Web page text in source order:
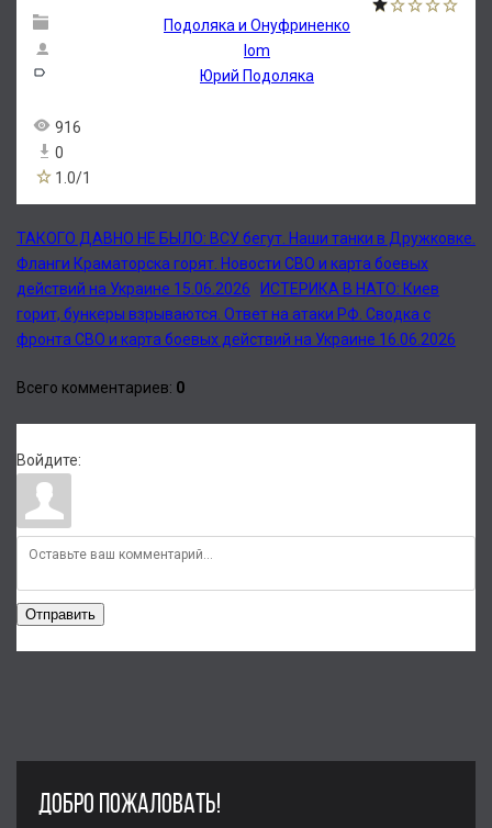
Подоляка и Онуфриненко
lom
Юрий Подоляка
916
0
1.0/1
ТАКОГО ДАВНО НЕ БЫЛО: ВСУ бегут. Наши танки в Дружковке.
Фланги Краматорска горят. Новости СВО и карта боевых
действий на Украине 15.06.2026
ИСТЕРИКА В НАТО: Киев
горит, бункеры взрываются. Ответ на атаки РФ. Сводка с
фронта СВО и карта боевых действий на Украине 16.06.2026
Всего комментариев: 0
Войдите:
Отправить
ДОБРО ПОЖАЛОВАТЬ!